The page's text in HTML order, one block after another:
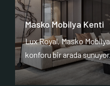
Masko Mobilya Kenti
Lux Royal, Masko Mobilya
konforu bir arada